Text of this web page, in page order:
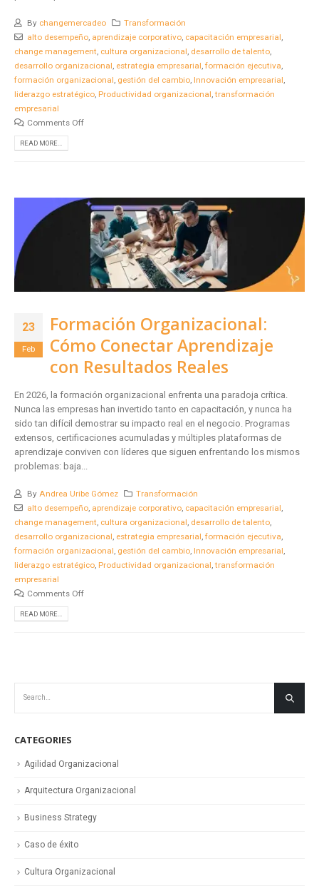
By changemercadeo
Transformación
alto desempeño, aprendizaje corporativo, capacitación empresarial,
change management, cultura organizacional, desarrollo de talento,
desarrollo organizacional, estrategia empresarial, formación ejecutiva,
formación organizacional, gestión del cambio, Innovación empresarial,
liderazgo estratégico, Productividad organizacional,transformación
empresarial
Comments Off
READ MORE...
23
Feb
Formación Organizacional:
Cómo Conectar Aprendizaje
con Resultados Reales
En 2026, la formación organizacional enfrenta una paradoja crítica.
Nunca las empresas han invertido tanto en capacitación, y nunca ha
sido tan difícil demostrar su impacto real en el negocio. Programas
extensos, certificaciones acumuladas y múltiples plataformas de
aprendizaje conviven con líderes que siguen enfrentando los mismos
problemas: baja...
By Andrea Uribe Gómez
Transformación
alto desempeño, aprendizaje corporativo, capacitación empresarial,
change management, cultura organizacional, desarrollo de talento,
desarrollo organizacional, estrategia empresarial, formación ejecutiva,
formación organizacional, gestión del cambio, Innovación empresarial,
liderazgo estratégico, Productividad organizacional,transformación
empresarial
Comments Off
READ MORE...
CATEGORIES
Agilidad Organizacional
Arquitectura Organizacional
Business Strategy
Caso de éxito
Cultura Organizacional